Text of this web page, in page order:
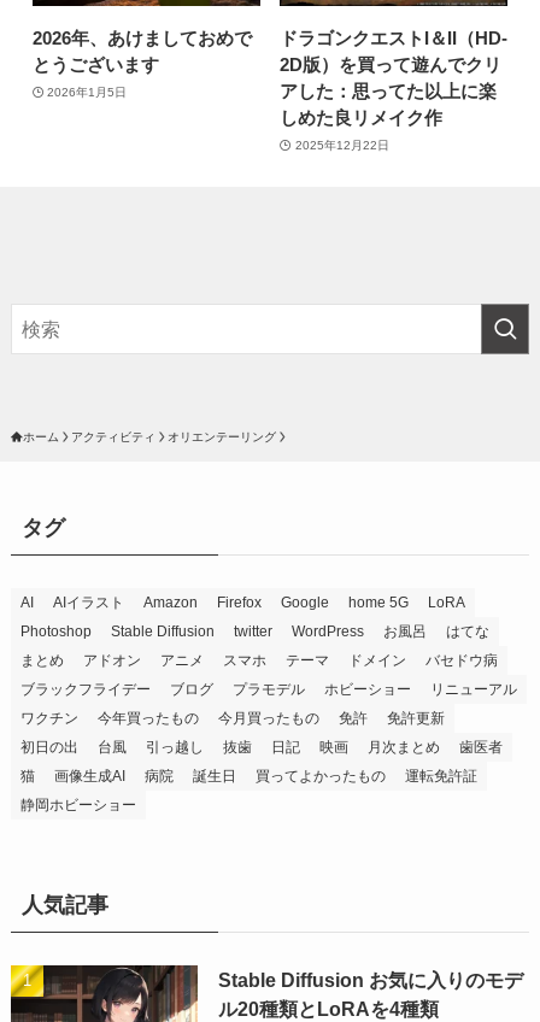
2026年、あけましておめで
とうございます
2026年1月5日
ドラゴンクエストI＆II（HD-
2D版）を買って遊んでクリ
アした：思ってた以上に楽
しめた良リメイク作
2025年12月22日
ホーム アクティビティ オリエンテーリング
タグ
AI AIイラスト Amazon Firefox Google home 5G
LoRA
Photoshop
Stable Diffusion twitter WordPress お風呂
はてな
まとめ
アドオン アニメ スマホ テーマ ドメイン
バセドウ病
ブラックフライデー
ブログ プラモデル ホビーショー
リニューアル
ワクチン
今年買ったもの 今月買ったもの 免許
免許更新
初日の出
台風 引っ越し 抜歯 日記 映画 月次まとめ
歯医者
猫
画像生成AI 病院 誕生日 買ってよかったもの
運転免許証
静岡ホビーショー
人気記事
Stable Diffusion お気に入りのモデ
ル20種類とLoRAを4種類